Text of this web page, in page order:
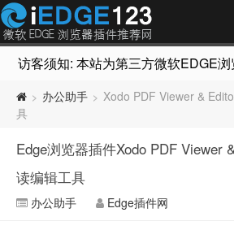
访客须知: 本站为第三方微软EDGE
> 办公助手 > Xodo PDF Viewer &
具
Edge浏览器插件Xodo PDF Viewer
读编辑工具
办公助手 Edge插件网